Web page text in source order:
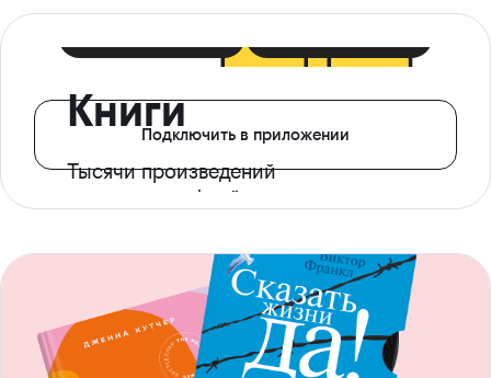
Книги
Тысячи произведений
с доступом офлайн
Подключить в приложении